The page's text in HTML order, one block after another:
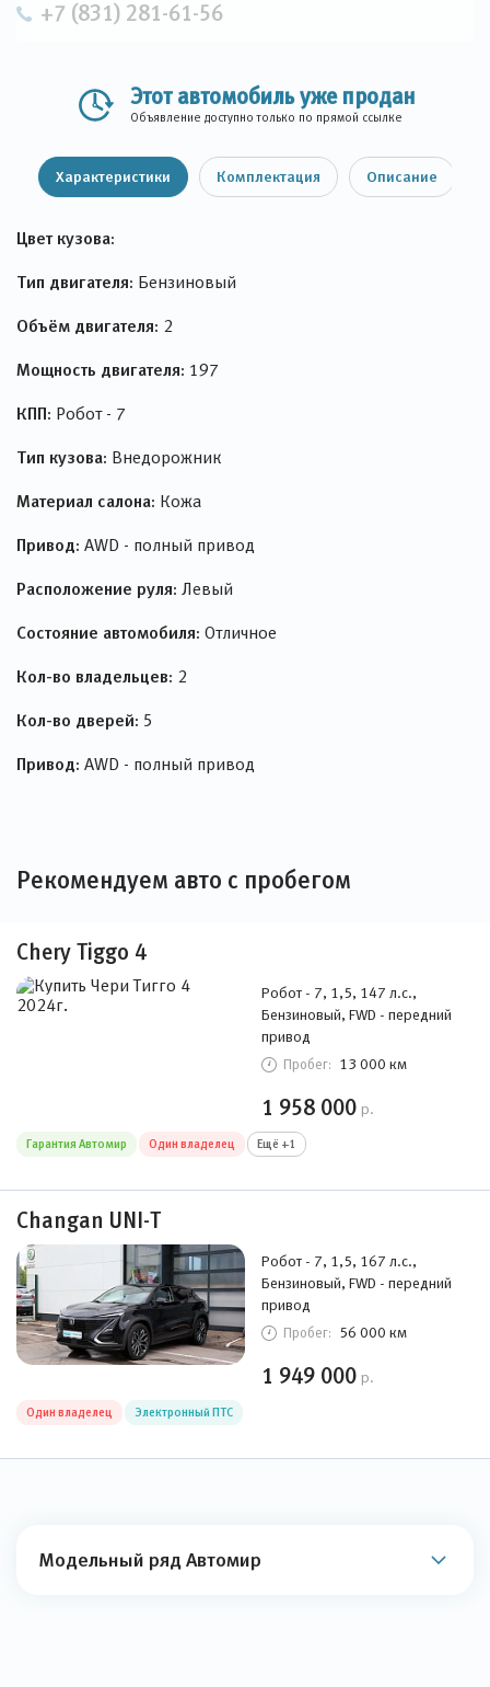
+7 (831) 281-61-56
Этот автомобиль уже продан
Объявление доступно только по прямой ссылке
Характеристики Комплектация Описание
Цвет кузова:
Тип двигателя: Бензиновый
Объём двигателя: 2
Мощность двигателя: 197
КПП: Робот - 7
Тип кузова: Внедорожник
Материал салона: Кожа
Привод: AWD - полный привод
Расположение руля: Левый
Состояние автомобиля: Отличное
Кол-во владельцев: 2
Кол-во дверей: 5
Привод: AWD - полный привод
Рекомендуем авто с пробегом
Chery Tiggo 4
Робот - 7, 1,5, 147 л.с.,
Бензиновый, FWD - передний
привод
Пробег: 13 000 км
1 958 000 р.
Гарантия Автомир Один владелец Ещё +1
Changan UNI-T
Робот - 7, 1,5, 167 л.с.,
Бензиновый, FWD - передний
привод
Пробег: 56 000 км
1 949 000 р.
Один владелец Электронный ПТС
Модельный ряд Автомир